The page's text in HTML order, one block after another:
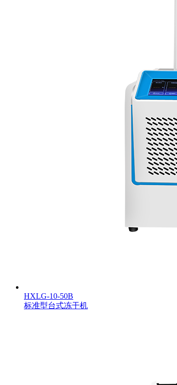
HXLG-10-50B
标准型台式冻干机